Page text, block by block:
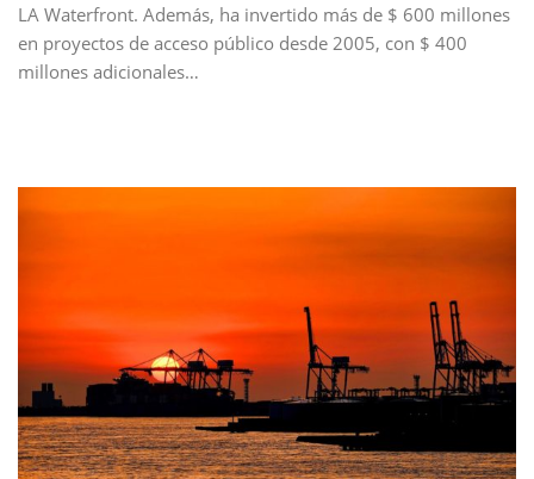
LA Waterfront. Además, ha invertido más de $ 600 millones
en proyectos de acceso público desde 2005, con $ 400
millones adicionales…